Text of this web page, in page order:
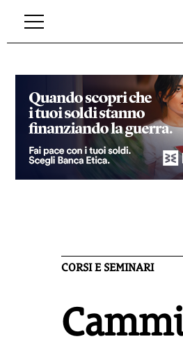
CORSI E SEMINARI